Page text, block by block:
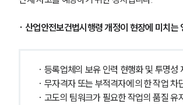
· 산업안전보건법시행령 개정이 현장에 미치는
· 등록업체의 보유 인력 현행화 및 투명성
· 무자격자 또는 부적격자에 의한 작업 차
· 고도의 팀워크가 필요한 작업의 품질 유